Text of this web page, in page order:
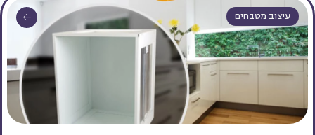
עיצוב מטבחים